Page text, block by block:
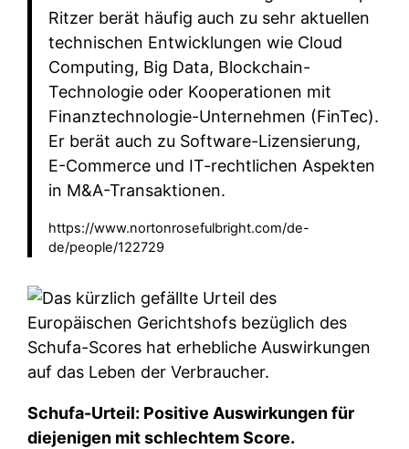
Ritzer berät häufig auch zu sehr aktuellen
technischen Entwicklungen wie Cloud
Computing, Big Data, Blockchain-
Technologie oder Kooperationen mit
Finanztechnologie-Unternehmen (FinTec).
Er berät auch zu Software-Lizensierung,
E-Commerce und IT-rechtlichen Aspekten
in M&A-Transaktionen.
https://www.nortonrosefulbright.com/de-
de/people/122729
Schufa-Urteil: Positive Auswirkungen für
diejenigen mit schlechtem Score.